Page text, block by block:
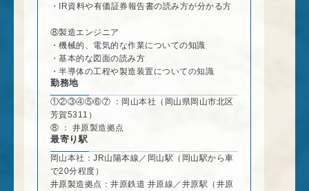
・IR資料や有価証券報告書の読み方が分かる方
⑧製造エンジニア
・機械的、電気的な作業についての知識
・基本的な図面の読み方
・半導体の工程や製造装置についての知識
勤務地
①②③④⑤⑥⑦ ：岡山本社（岡山県岡山市北区
芳賀5311）
⑧ ： 井原製造拠点
最寄り駅
岡山本社：JR山陽本線／岡山駅（岡山駅から車
で20分程度）
井原製造拠点：井原鉄道 井原線／井原駅（井原